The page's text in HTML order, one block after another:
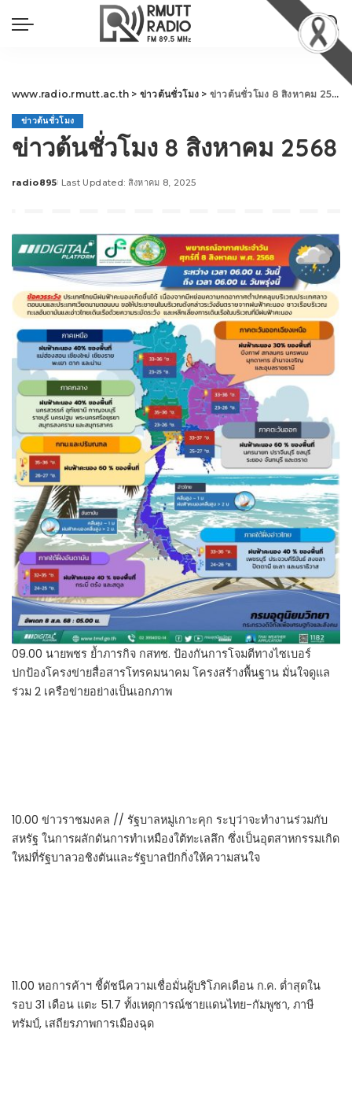
www.radio.rmutt.ac.th > ข่าวต้นชั่วโมง > ข่าวต้นชั่วโมง 8 สิงหาคม 2568
ข่าวต้นชั่วโมง
ข่าวต้นชั่วโมง 8 สิงหาคม 2568
Posted
radio895 Last Updated: สิงหาคม 8, 2025
09.00 นายพชร ย้ำภารกิจ กสทช. ป้องกันการโจมตีทางไซเบอร์
ปกป้องโครงข่ายสื่อสารโทรคมนาคม โครงสร้างพื้นฐาน มั่นใจดูแล
ร่วม 2 เครือข่ายอย่างเป็นเอกภาพ
10.00 ข่าวราชมงคล // รัฐบาลหมู่เกาะคุก ระบุว่าจะทำงานร่วมกับ
สหรัฐ ในการผลักดันการทำเหมืองใต้ทะเลลึก ซึ่งเป็นอุตสาหกรรมเกิด
ใหม่ที่รัฐบาลวอชิงตันและรัฐบาลปักกิ่งให้ความสนใจ
11.00 หอการค้าฯ ชี้ดัชนีความเชื่อมั่นผู้บริโภคเดือน ก.ค. ต่ำสุดใน
รอบ 31 เดือน แตะ 51.7 ทั้งเหตุการณ์ชายแดนไทย-กัมพูชา, ภาษี
ทรัมป์, เสถียรภาพการเมืองฉุด